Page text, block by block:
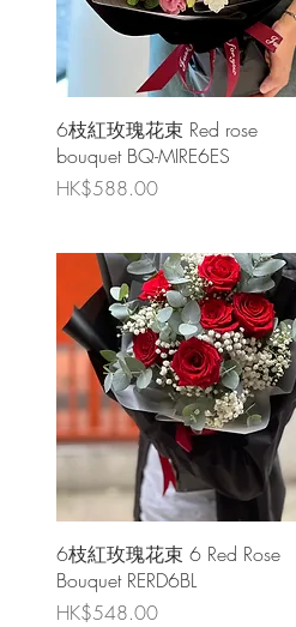
快速瀏覽
6枝紅玫瑰花束 Red rose
bouquet BQ-MIRE6ES
價格
HK$588.00
快速瀏覽
6枝紅玫瑰花束 6 Red Rose
Bouquet RERD6BL
價格
HK$548.00